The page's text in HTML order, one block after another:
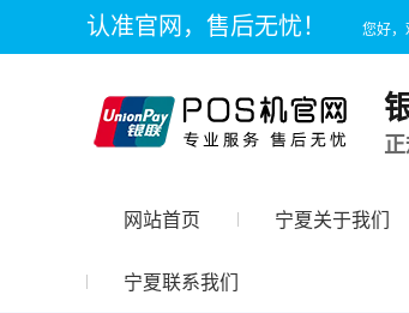
认准官网，售后无忧！ 您好，
网站首页 宁夏关于我们
宁夏联系我们